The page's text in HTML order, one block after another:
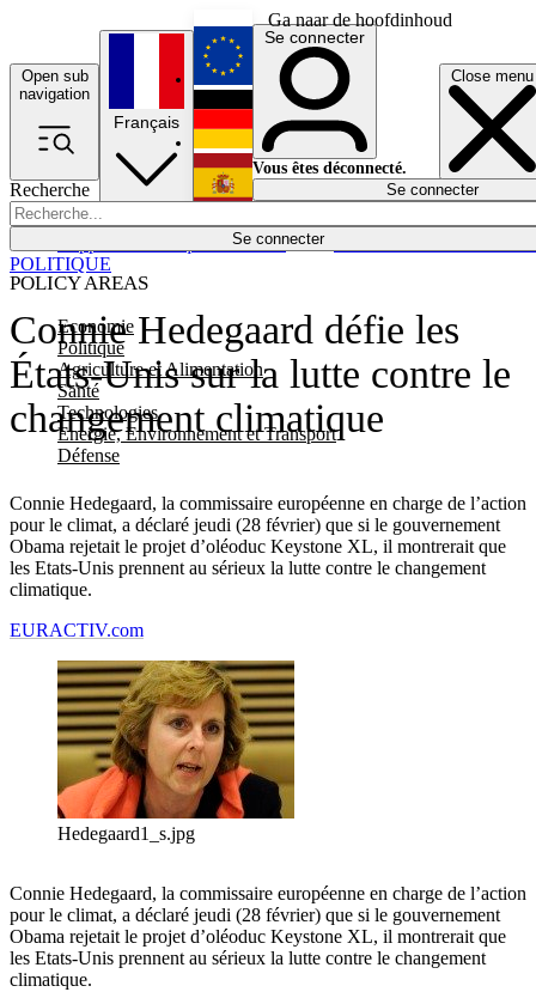
Ga naar de hoofdinhoud
Open sub
navigation
Close menu
Recherche
Se connecter
POLICY AREAS
Economie
Politique
Agriculture et Alimentation
Santé
Technologies
Energie, Environnement et Transport
Défense
Économie
Français
English
Deutsch
Español
Se connecter
Vous êtes déconnecté.
Se connecter
Connie Hedegaard défie les
États-Unis sur la lutte contre le
changement climatique
Connie Hedegaard, la commissaire européenne en charge de l’action
pour le climat, a déclaré jeudi (28 février) que si le gouvernement
Obama rejetait le projet d’oléoduc Keystone XL, il montrerait que
les Etats-Unis prennent au sérieux la lutte contre le changement
climatique.
POLITIQUE
EURACTIV.com
Hedegaard1_s.jpg
Connie Hedegaard, la commissaire européenne en charge de l’action
pour le climat, a déclaré jeudi (28 février) que si le gouvernement
Obama rejetait le projet d’oléoduc Keystone XL, il montrerait que
les Etats-Unis prennent au sérieux la lutte contre le changement
climatique.